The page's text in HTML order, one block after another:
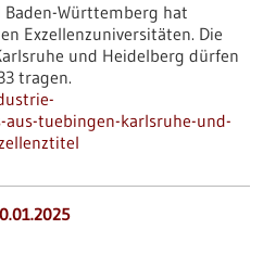
Baden-Württemberg hat
Exzellenzuniversitäten. Die
und Heidelberg dürfen
tragen.
tuebingen-karlsruhe-und-